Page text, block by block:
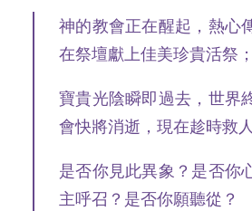
神的教會正在醒起，熱心
在祭壇獻上佳美珍貴活祭；
寶貴光陰瞬即過去，世界
會快將消逝，現在趁時救人
是否你見此異象？是否你
主呼召？是否你願聽從？